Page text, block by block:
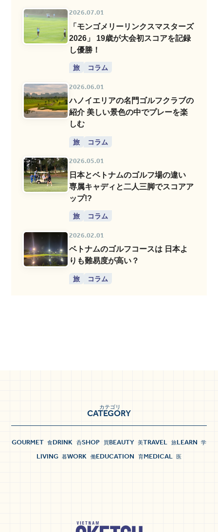
2026.07.01
「モンゴメリーリンクスマスターズ
2026」 19歳が大会初スコアを記録
し優勝！
旅 コラム
2026.06.01
ハノイエリアの名門ゴルフクラブの
紹介 美しい景色の中でプレーを楽
しむ
旅 コラム
2026.05.01
日本とベトナムのゴルフ場の違い
専属キャディと二人三脚でスコアア
ップ!?
旅 コラム
2026.02.01
ベトナムのゴルフコースは 日本よ
りも難易度が高い？
旅 コラム
CATEGORY
カテゴリ
GOURMET 食DRINK 呑SHOP 買BEAUTY 美TRAVEL 旅LEARN 学
LIVING 暮WORK 働EDUCATION 育MEDICAL 医